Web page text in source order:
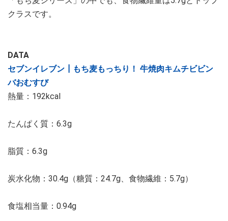
クラスです。
DATA
セブンイレブン┃もち麦もっちり！ 牛焼肉キムチビビン
バおむすび
熱量：192kcal
たんぱく質：6.3g
脂質：6.3g
炭水化物：30.4g（糖質：24.7g、食物繊維：5.7g）
食塩相当量：0.94g